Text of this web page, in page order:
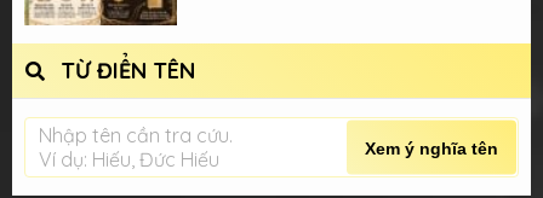
TỪ ĐIỂN TÊN
Nhập tên cần tra cứu.
Ví dụ: Hiếu, Đức Hiếu
Xem ý nghĩa tên